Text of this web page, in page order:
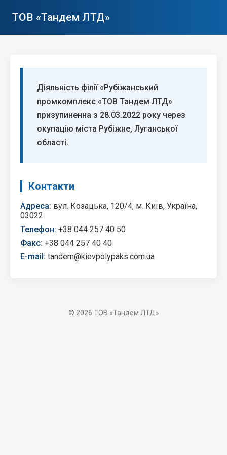
ТОВ «Тандем ЛТД»
Діяльність філії «Рубіжанський
промкомплекс «ТОВ Тандем ЛТД»
призупиненна з 28.03.2022 року через
окупацію міста Рубіжне, Луганської
області.
Контакти
Адреса: вул. Козацька, 120/4, м. Київ, Україна,
03022
Телефон: +38 044 257 40 50
Факс: +38 044 257 40 40
E-mail: tandem@kievpolypaks.com.ua
© 2026 ТОВ «Тандем ЛТД»